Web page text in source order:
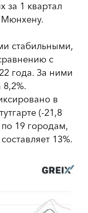
за 1 квартал
Мюнхену.
стабильными,
с
года. За ними
в
(-21,8
19 городам,
13%.